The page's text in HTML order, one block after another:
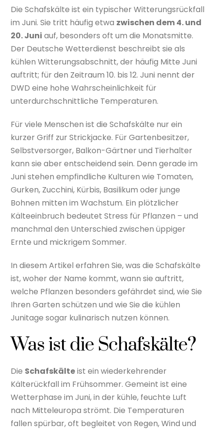
Die Schafskälte ist ein typischer Witterungsrückfall
im Juni. Sie tritt häufig etwa zwischen dem 4. und
20. Juni auf, besonders oft um die Monatsmitte.
Der Deutsche Wetterdienst beschreibt sie als
kühlen Witterungsabschnitt, der häufig Mitte Juni
auftritt; für den Zeitraum 10. bis 12. Juni nennt der
DWD eine hohe Wahrscheinlichkeit für
unterdurchschnittliche Temperaturen.
Für viele Menschen ist die Schafskälte nur ein
kurzer Griff zur Strickjacke. Für Gartenbesitzer,
Selbstversorger, Balkon-Gärtner und Tierhalter
kann sie aber entscheidend sein. Denn gerade im
Juni stehen empfindliche Kulturen wie Tomaten,
Gurken, Zucchini, Kürbis, Basilikum oder junge
Bohnen mitten im Wachstum. Ein plötzlicher
Kälteeinbruch bedeutet Stress für Pflanzen – und
manchmal den Unterschied zwischen üppiger
Ernte und mickrigem Sommer.
In diesem Artikel erfahren Sie, was die Schafskälte
ist, woher der Name kommt, wann sie auftritt,
welche Pflanzen besonders gefährdet sind, wie Sie
Ihren Garten schützen und wie Sie die kühlen
Junitage sogar kulinarisch nutzen können.
Was ist die Schafskälte?
Die Schafskälteist ein wiederkehrender
Kälterückfall im Frühsommer. Gemeint ist eine
Wetterphase im Juni, in der kühle, feuchte Luft
nach Mitteleuropa strömt. Die Temperaturen
fallen spürbar, oft begleitet von Regen, Wind und